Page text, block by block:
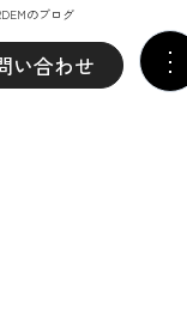
のブログ
い合わせ